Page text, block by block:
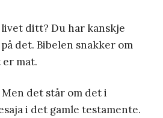
ditt? Du har kanskje
det. Bibelen snakker om
mat.
det står om det i
i det gamle testamente.